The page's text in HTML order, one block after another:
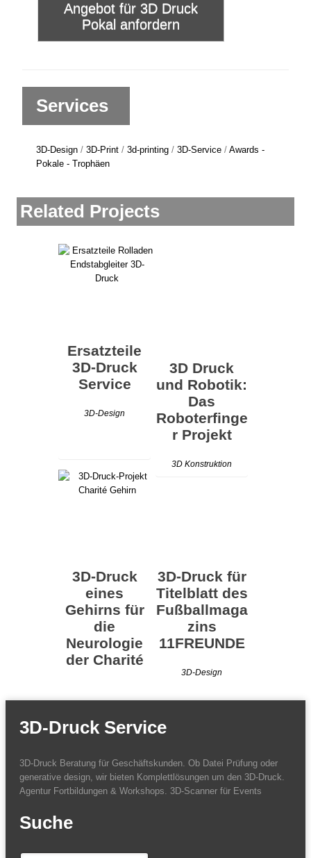
Angebot für 3D Druck
Pokal anfordern
Services
3D-Design / 3D-Print / 3d-printing / 3D-Service / Awards -
Pokale - Trophäen
Related Projects
Ersatzteile
3D-Druck
Service
3D-Design
3D Druck
und Robotik:
Das
Roboterfinge
r Projekt
3D Konstruktion
3D-Druck
eines
Gehirns für
die
Neurologie
der Charité
3D-Druck für
Titelblatt des
Fußballmaga
zins
11FREUNDE
3D-Design
3D-Druck Service
3D-Druck Beratung für Geschäftskunden. Ob Datei Prüfung oder
generative design, wir bieten Komplettlösungen um den 3D-Druck.
Agentur Fortbildungen & Workshops. 3D-Scanner für Events
Suche